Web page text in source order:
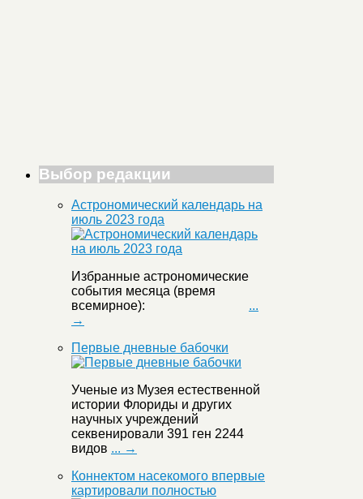
Выбор редакции
Астрономический календарь на
июль 2023 года
Избранные астрономические
события месяца (время
всемирное): ...
→
Первые дневные бабочки
Ученые из Музея естественной
истории Флориды и других
научных учреждений
секвенировали 391 ген 2244
видов ... →
Коннектом насекомого впервые
картировали полностью